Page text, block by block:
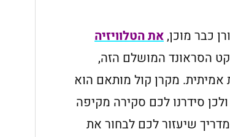
כבר מוכן,את הטלוויזיה
הסראונד המושלם הזה,
אמיתית. מקרן קול מותאם הוא
סידרנו לכם סקירה מקיפה
שיעזור לכם לבחור את